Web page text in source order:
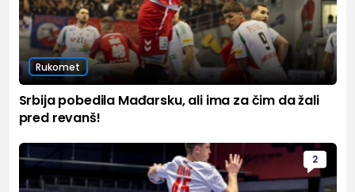
Rukomet
Srbija pobedila Mađarsku, ali ima za čim da žali
pred revanš!
2